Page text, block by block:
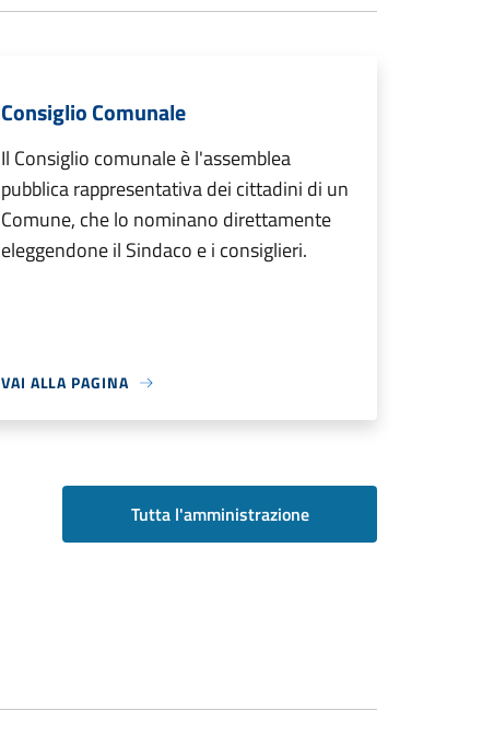
Consiglio Comunale
Il Consiglio comunale è l'assemblea
pubblica rappresentativa dei cittadini di un
Comune, che lo nominano direttamente
eleggendone il Sindaco e i consiglieri.
VAI ALLA PAGINA
Tutta l'amministrazione